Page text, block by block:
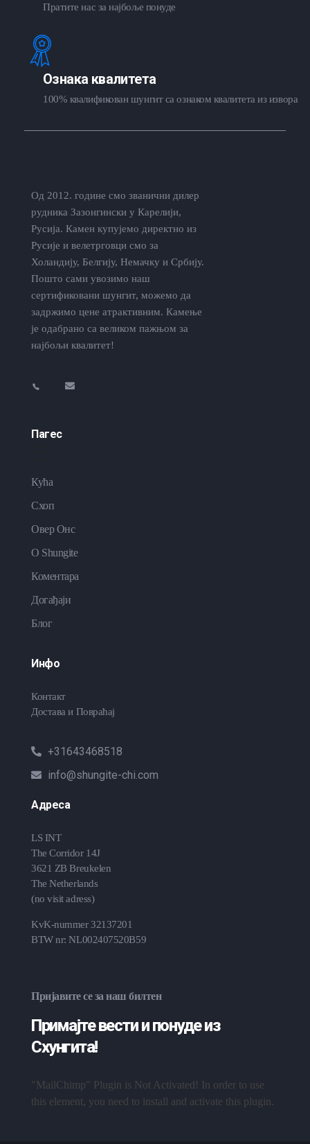
Пратите нас за најбоље понуде
Ознака квалитета
100% квалификован шунгит са ознаком квалитета из извора
Од 2012. године смо званични дилер
рудника Зазонгински у Карелији,
Русија. Камен купујемо директно из
Русије и велетрговци смо за
Холандију, Белгију, Немачку и Србију.
Пошто сами увозимо наш
сертификовани шунгит, можемо да
задржимо цене атрактивним. Камење
је одабрано са великом пажњом за
најбољи квалитет!
Пагес
Кућа
Схоп
Овер Онс
O Shungite
Коментара
Догађаји
Блог
Инфо
Контакт
Достава и Повраћај
+31643468518
info@shungite-chi.com
Адреса
LS INT
The Corridor 14J
3621 ZB Breukelen
The Netherlands
(no visit adress)
KvK-nummer 32137201
BTW nr: NL002407520B59
Пријавите се за наш билтен
Примајте вести и понуде из
Схунгита!
"MailChimp" Plugin is Not Activated! In order to use
this element, you need to install and activate this plugin.